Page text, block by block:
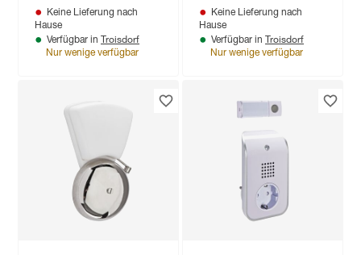
Keine Lieferung nach
Hause
Verfügbar in Troisdorf
Nur wenige verfügbar
Keine Lieferung nach
Hause
Verfügbar in Troisdorf
Nur wenige verfügbar